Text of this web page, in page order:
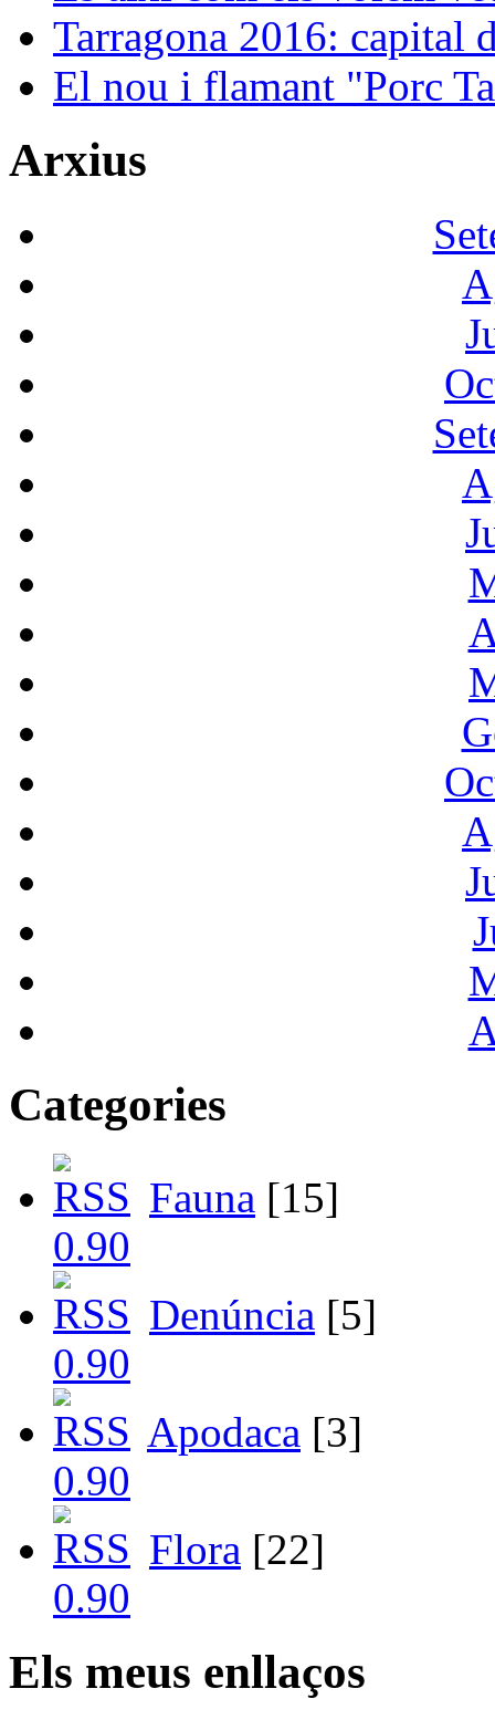
Tarragona 2016: capital
El nou i flamant "Porc
Arxius
Categories
Fauna [15]
Denúncia [5]
Apodaca [3]
Flora [22]
Els meus enllaços